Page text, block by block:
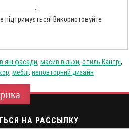
підтримується! Використовуйте
фасади, масив вільхи, стиль Кантрі,
, меблі, неповторний дизайн
НА РАССЫЛКУ